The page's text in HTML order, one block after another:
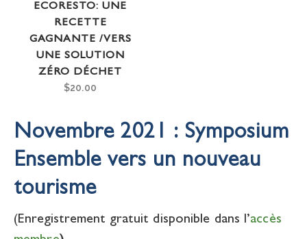
ECORESTO: UNE
RECETTE
GAGNANTE /VERS
UNE SOLUTION
ZÉRO DÉCHET
$20.00
Novembre 2021 : Symposium
Ensemble vers un nouveau
tourisme
(Enregistrement gratuit disponible dans l’accès